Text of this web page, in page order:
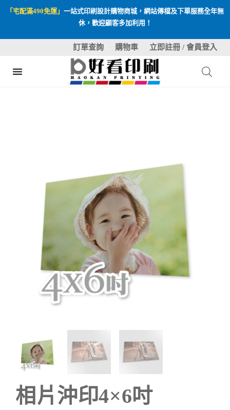
「宅配滿490免運」 一站式印刷設計購物商城，網站傳檔及下單服務全年無
休，歡迎顧客多加利用！
訂單查詢 購物車 立即註冊 / 會員登入
相片沖印4×6吋